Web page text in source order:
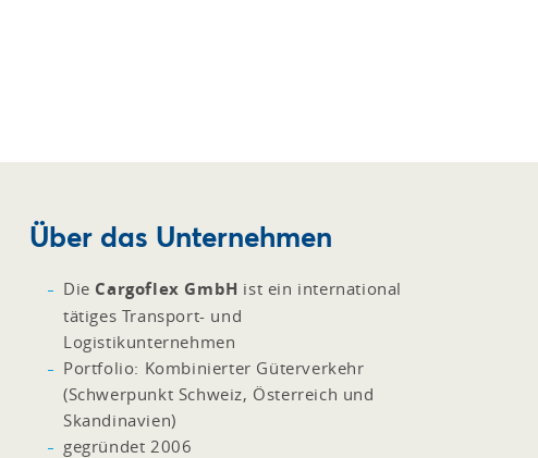
Über das Unternehmen
Die Cargoflex GmbH ist ein international
tätiges Transport- und
Logistikunternehmen
Portfolio: Kombinierter Güterverkehr
(Schwerpunkt Schweiz, Österreich und
Skandinavien)
gegründet 2006